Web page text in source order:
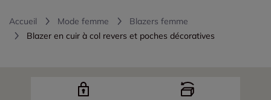
Accueil Mode femme
Blazers femme
Blazer en cuir à col revers et poches décoratives